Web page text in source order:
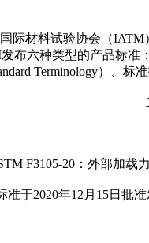
际材料试验协会（
六种类型的产品标准
Terminology）、标
F3105-20：外部加载
准于2020年12月15日批